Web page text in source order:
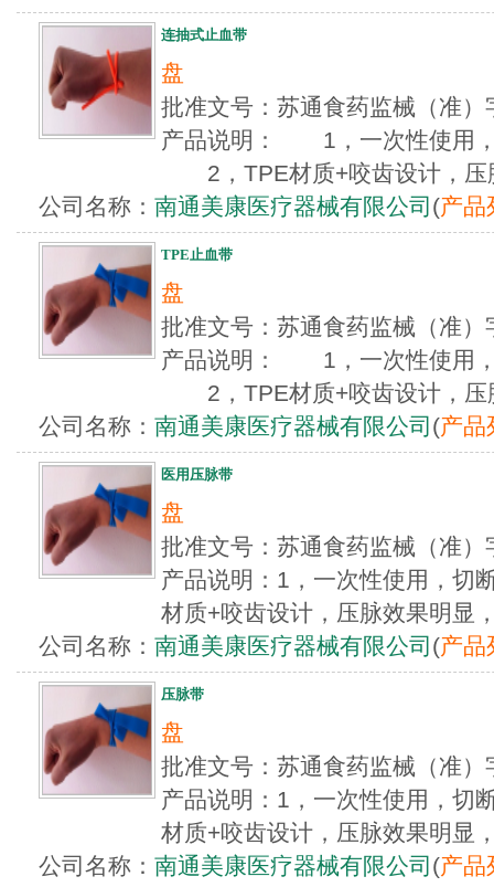
连抽式止血带
盘
批准文号：苏通食药监械（
产品说明： 1，一次性使用，
2，TPE材质+咬齿设计，压
公司名称： 南通美康医疗器械有限公司 (产品
TPE止血带
盘
批准文号：苏通食药监械（
产品说明： 1，一次性使用，
2，TPE材质+咬齿设计，压
公司名称： 南通美康医疗器械有限公司 (产品
医用压脉带
盘
批准文号：苏通食药监械（
产品说明：1，一次性使用，切
材质+咬齿设计，压脉效果明显
公司名称： 南通美康医疗器械有限公司 (产品
压脉带
盘
批准文号：苏通食药监械（
产品说明：1，一次性使用，切
材质+咬齿设计，压脉效果明显
公司名称： 南通美康医疗器械有限公司 (产品